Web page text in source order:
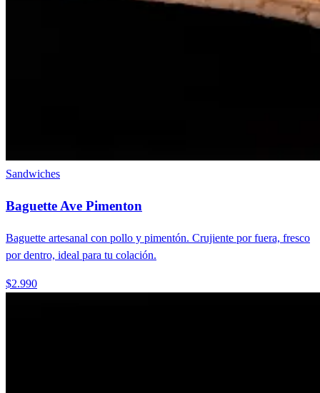
Sandwiches
Baguette Ave Pimenton
Baguette artesanal con pollo y pimentón. Crujiente por fuera, fresco
por dentro, ideal para tu colación.
$2.990